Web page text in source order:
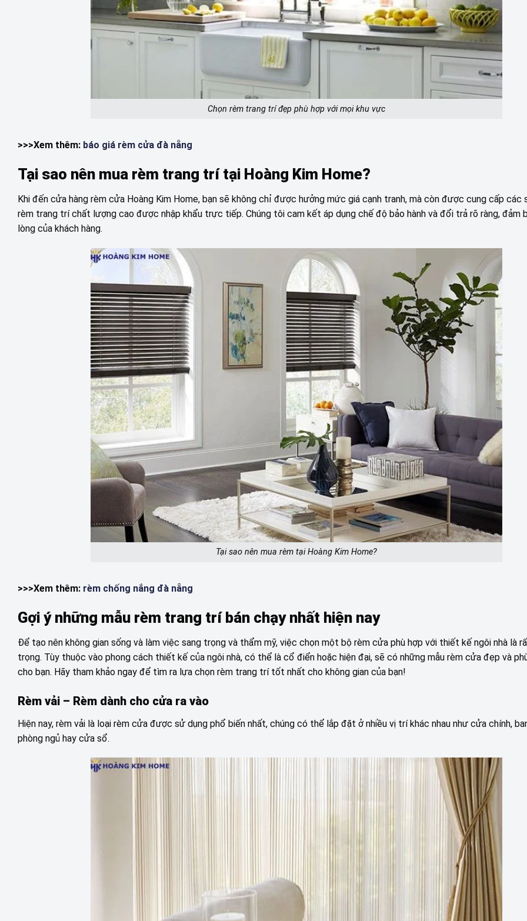
Chọn rèm trang trí đẹp phù hợp với mọi khu vực
>>>Xem thêm: báo giá rèm cửa đà nẵng
Tại sao nên mua rèm trang trí tại Hoàng Kim Home?
Khi đến cửa hàng rèm cửa Hoàng Kim Home, bạn sẽ không chỉ được hưởng mức giá cạnh tranh, mà còn được cung cấp các
rèm trang trí chất lượng cao được nhập khẩu trực tiếp. Chúng tôi cam kết áp dụng chế độ bảo hành và đổi trả rõ ràng, đảm
lòng của khách hàng.
Tại sao nên mua rèm tại Hoàng Kim Home?
>>>Xem thêm: rèm chống nắng đà nẵng
Gợi ý những mẫu rèm trang trí bán chạy nhất hiện nay
Để tạo nên không gian sống và làm việc sang trọng và thẩm mỹ, việc chọn một bộ rèm cửa phù hợp với thiết kế ngôi nhà là
trọng. Tùy thuộc vào phong cách thiết kế của ngôi nhà, có thể là cổ điển hoặc hiện đại, sẽ có những mẫu rèm cửa đẹp và
cho bạn. Hãy tham khảo ngay để tìm ra lựa chọn rèm trang trí tốt nhất cho không gian của bạn!
Rèm vải – Rèm dành cho cửa ra vào
Hiện nay, rèm vải là loại rèm cửa được sử dụng phổ biến nhất, chúng có thể lắp đặt ở nhiều vị trí khác nhau như cửa chính,
phòng ngủ hay cửa sổ.